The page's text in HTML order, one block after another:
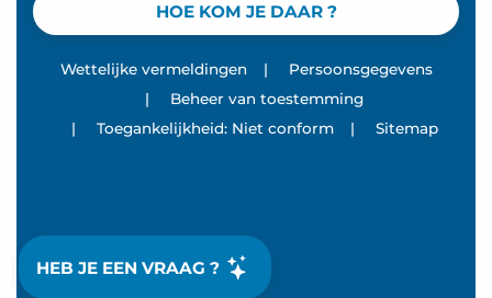
HEB JE EEN VRAAG ?
HOE KOM JE DAAR ?
Wettelijke vermeldingen |
Persoonsgegevens
|
Beheer van toestemming
|
Toegankelijkheid: Niet conform | Sitemap